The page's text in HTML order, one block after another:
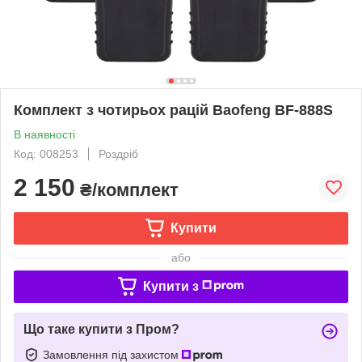
Комплект з чотирьох рацій Baofeng BF-888S
В наявності
Код: 008253
Роздріб
2 150 ₴/комплект
Купити
або
Купити з
Що таке купити з Пром?
Замовлення під захистом